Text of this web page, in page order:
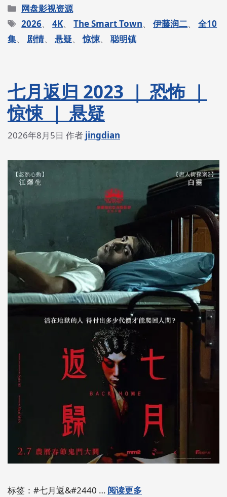
分
类
网盘影视资源
标
签
2026、4K、The Smart Town、伊藤润二、全10
集、 剧情、 悬疑、惊悚、 聪明镇
七月返归 2023 ｜ 恐怖 ｜
惊悚 ｜ 悬疑
2026年8月5日 作者 jingdian
标签：#七月返&#2440 … 阅读更多